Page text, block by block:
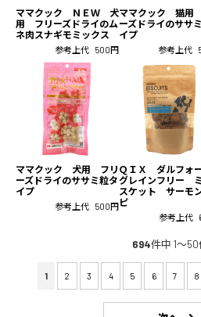
ママクック ＮＥＷ 犬
用 フリーズドライのム
ネ肉スナギモミックス
参考上代 500円
ママクック 猫用
ーズドライのササ
イプ
参考上代
ママクック 犬用 フリ
ーズドライのササミ粒タ
イプ
参考上代 500円
ＱＩＸ ダルフォ
グレインフリー
スケット サーモ
ピ
参考上代
694件中 1〜50
1 2 3 4 5 6 7 8